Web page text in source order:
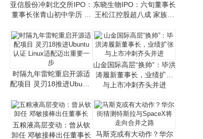
亚信股份冲刺北交所IPO：
董事长张青山初中学历 总
东晓生物IPO：六旬董事长
王松江控股超八成 家族成
时隔九年雷蛇重启开源适
配项目 灵刃18推进Ubuntu
步
山金国际高层“换帅”：毕洪
涛履新董事长，业绩扩张
与上市冲刺齐头并进
五粮液高层变动：曾从钦
卸任 邓敏接棒出任董事长
马斯克或有大动作？华尔